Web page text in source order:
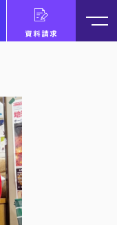
資料請求